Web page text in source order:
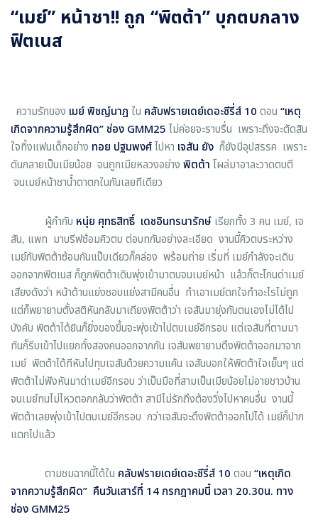
“เมย์” หน้าชา!! ถูก “พิตต้า” บุกตบกลาง
ฟิตเนส
ความรักของ เมย์ พิชญ์นาฏ ใน คลับฟรายเดย์เดอะซีรี่ส์ 10 ตอน “เหตุ
เกิดจากความรู้สึกผิด” ช่อง GMM25 ไม่ค่อยจะราบรื่น เพราะถึงจะตัดสิน
ใจทิ้งแฟนเด็กอย่าง ทอย ปฐมพงศ์ไปหา เจสัน ยัง ก็ยังมีอุปสรรค เพราะ
ดันกลายเป็นเมียน้อย จนถูกเมียหลวงอย่าง พิตต้า โผล่มาอาละวาดตบตี
จนเมย์หน้าชาน้ำตาตกในกันเลยทีเดียว
ผู้กำกับ หนุ่ย ศุทธสิทธิ์ เดชอินทรนารักษ์ เรียกทั้ง 3 คน เมย์, เจ
สัน, แพท มาบรีฟซ้อมคิวตบ ต่อบทกันอย่างละเอียด งานนี้คิวตบระหว่าง
เมย์กับพิตต้าซ้อมกันแป๊บเดียวก็คล่อง พร้อมถ่าย เริ่มที่ เมย์กำลังจะเดิน
ออกจากฟิตเนส ก็ถูกพิตต้าเดินพุ่งเข้ามาตบจนเมย์หน้า แล้วก็ตะโกนด่าเมย์
เสียงดังว่า หน้าด้านแย่งชอบแย่งสามีคนอื่น ทำเอาเมย์ตกใจทำอะไรไม่ถูก
แต่ก็พยายามตั้งสติหันกลับมาเถียงพิตต้าว่า เจสันมายุ่งกับตนเองไม่ได้ไป
บังคับ พิตต้าได้ยินก็ยิ่งของขึ้นจะพุ่งเข้าไปตบเมย์อีกรอบ แต่เจสันที่ตามมา
ทันก็รีบเข้าไปแยกทั้งสองคนออกจากกัน เจสันพยายามดึงพิตต้าออกมาจาก
เมย์ พิตต้าได้ทีหันไปทุบเจสันด้วยความแค้น เจสันบอกให้พิตต้าใจเย็นๆ แต่
พิตต้าไม่ฟังหันมาด่าเมย์อีกรอบ ว่าเป็นมือที่สามเป็นเมียน้อยไม่อายชาวบ้าน
จนเมย์ทนไม่ไหวตอกกลับว่าพิตต้า สามีไม่รักถึงต้องวิ่งไปหาคนอื่น งานนี้
พิตต้าเลยพุ่งเข้าไปตบเมย์อีกรอบ กว่าเจสันจะดึงพิตต้าออกไปได้ เมย์ก็ปาก
แตกไปแล้ว
ตามชมฉากนี้ได้ใน คลับฟรายเดย์เดอะซีรี่ส์ 10 ตอน “เหตุเกิด
จากความรู้สึกผิด” คืนวันเสาร์ที่ 14 กรกฎาคมนี้ เวลา 20.30น. ทาง
ช่อง GMM25